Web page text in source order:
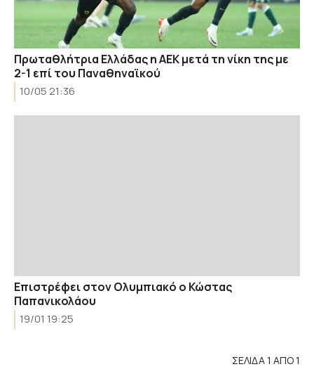
Πρωταθλήτρια Ελλάδας η ΑΕΚ μετά τη νίκη της με
2-1 επί του Παναθηναϊκού
10/05 21:36
Επιστρέφει στον Ολυμπιακό ο Κώστας
Παπανικολάου
19/01 19:25
ΣΕΛΙΔΑ 1 ΑΠΟ 1